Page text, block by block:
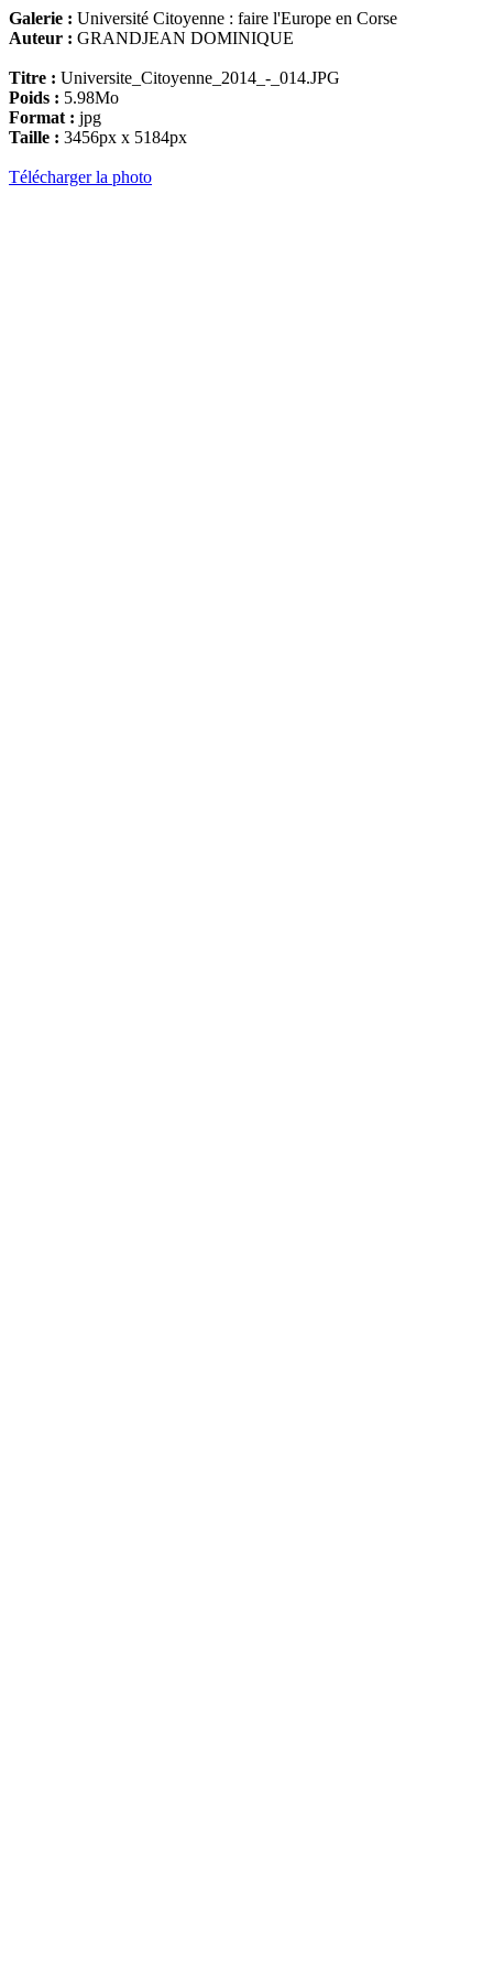
Galerie : Université Citoyenne : faire l'Europe en Corse
Auteur : GRANDJEAN DOMINIQUE
Titre : Universite_Citoyenne_2014_-_014.JPG
Poids : 5.98Mo
Format : jpg
Taille : 3456px x 5184px
Télécharger la photo